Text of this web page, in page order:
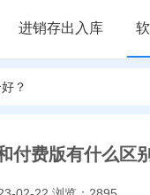
进销存出入库
？
付费版有什么区